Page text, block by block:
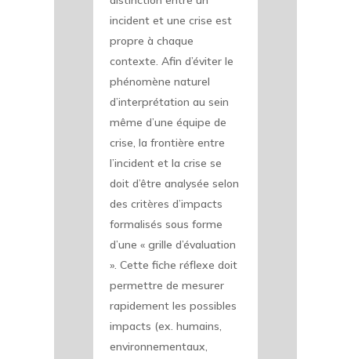
incident et une crise est
propre à chaque
contexte. Afin d’éviter le
phénomène naturel
d’interprétation au sein
même d’une équipe de
crise, la frontière entre
l’incident et la crise se
doit d’être analysée selon
des critères d’impacts
formalisés sous forme
d’une « grille d’évaluation
». Cette fiche réflexe doit
permettre de mesurer
rapidement les possibles
impacts (ex. humains,
environnementaux,